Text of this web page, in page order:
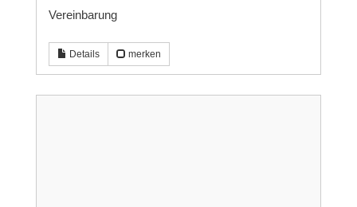
Vereinbarung
Details merken